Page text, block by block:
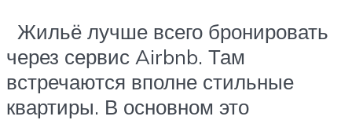
Жильё лучше всего бронировать
через сервис Airbnb. Там
встречаются вполне стильные
квартиры. В основном это